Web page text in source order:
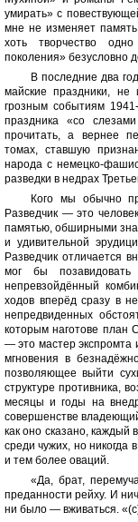
умирать» с
мне не изменяет
хоть творчество
поколения» безусловно
В последние два
майские праздники,
грозным событиям
праздника «со
прочитать, а вернее
томах, ставшую
народа с немецко-
разведки в недрах
Кого мы обычно
Разведчик — это
памятью, обширными
и удивительной
Разведчик отличается
мог бы
непревзойдённый
ходов вперёд сразу в
непредвиденных
которым наготове план
— это мастер экспромта
мгновения в
позволяющее выйти
структуре противника,
месяцы и годы на
совершенстве
как оно сказано, каждый
среди чужих, но никогда
и тем более оваций.
«Да, брат,
преданности рейху. И
ни было — вживаться.